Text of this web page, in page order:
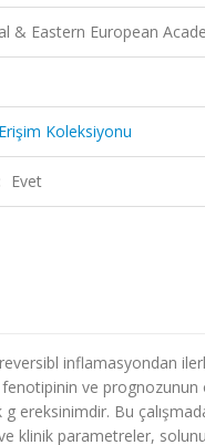
& Eastern European
Koleksiyonu
Evet
inflamasyondan
fenotipinin ve
ereksinimdir. Bu
klinik parametreler,